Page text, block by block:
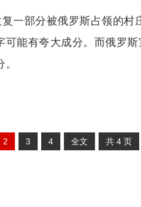
一部分被俄罗斯占领的村
能有夸大成分。而俄罗
2 3 4 全文 共 4 页